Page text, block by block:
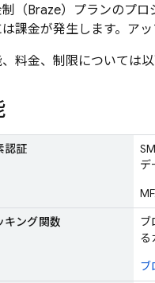
（Braze）プランのプ
課金が発生します。ア
料金、制限については以
認証
デ
キング関数
ブ
る
ブ